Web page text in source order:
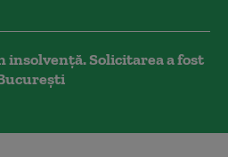
insolvență. Solicitarea a fost